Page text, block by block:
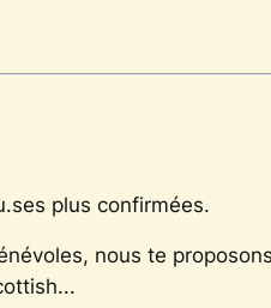
plus confirmées.
nous te